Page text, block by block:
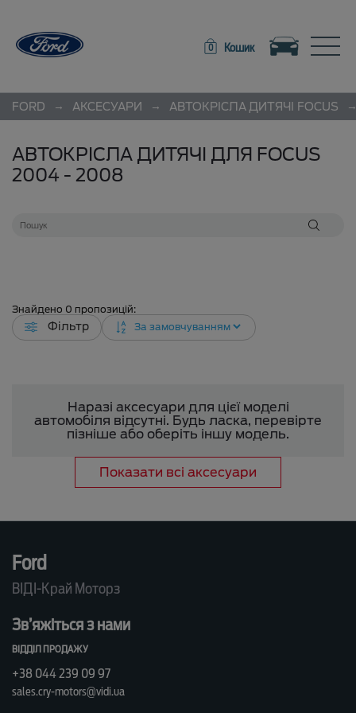
0 Кошик Toggle navigation
FORD → АКСЕСУАРИ → АВТОКРІСЛА ДИТЯЧІ FOCUS
АВТОКРІСЛА ДИТЯЧІ ДЛЯ FOCUS
2004 - 2008
Знайдено 0 пропозицій:
Фільтр
Наразі аксесуари для цієї моделі
автомобіля відсутні. Будь ласка, перевірте
пізніше або оберіть іншу модель.
Показати всі аксесуари
Ford
ВІДІ-Край Моторз
Зв’яжіться з нами
ВІДДІЛ ПРОДАЖУ
+38 044 239 09 97
sales.cry-motors@vidi.ua